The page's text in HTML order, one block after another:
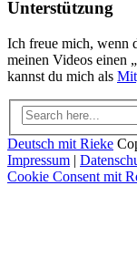
Unterstützung
Ich freue mich, wenn
meinen Videos einen
kannst du mich als
Deutsch mit Rieke
Impressum |
Cookie Consent mit